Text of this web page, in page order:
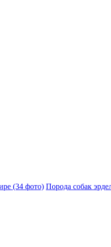
(34 фото) Порода собак